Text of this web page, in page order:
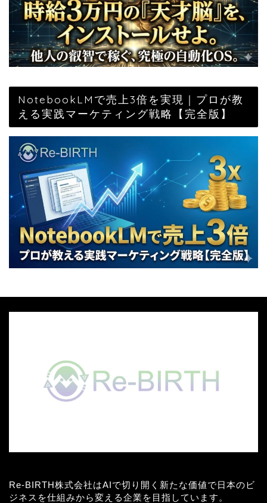
NotebookLMで売上3倍を実現｜プロが教
える実践マーケティング戦略【完全版】
Re-BIRTH株式会社はAIで切り開く新たな価値で日本のビ
ジネスを仕組みから変える企業を目指しています。